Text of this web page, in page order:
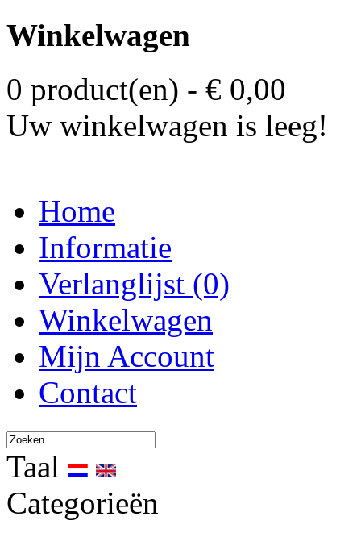
Winkelwagen
0 product(en) - € 0,00
Uw winkelwagen is leeg!
Home
Informatie
Verlanglijst (0)
Winkelwagen
Mijn Account
Contact
Taal
Categorieën